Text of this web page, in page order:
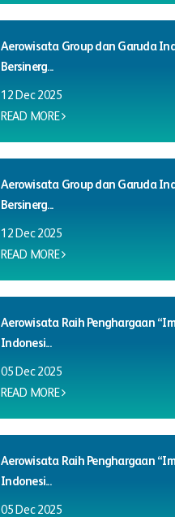
Aerowisata Group dan Garuda
Bersinerg...
12 Dec 2025
READ MORE
Aerowisata Group dan Garuda
Bersinerg...
12 Dec 2025
READ MORE
Aerowisata Raih Penghargaan
Indonesi...
05 Dec 2025
READ MORE
Aerowisata Raih Penghargaan
Indonesi...
05 Dec 2025